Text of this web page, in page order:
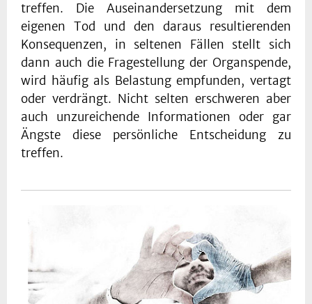
treffen. Die Auseinandersetzung mit dem
eigenen Tod und den daraus resultierenden
Konsequenzen, in seltenen Fällen stellt sich
dann auch die Fragestellung der Organspende,
wird häufig als Belastung empfunden, vertagt
oder verdrängt. Nicht selten erschweren aber
auch unzureichende Informationen oder gar
Ängste diese persönliche Entscheidung zu
treffen.
In
einer
Übersicht,
die
wir